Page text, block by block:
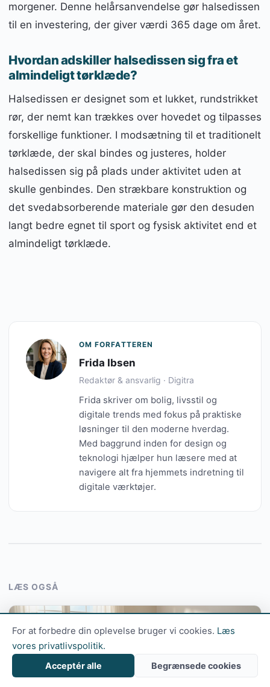
morgener. Denne helårsanvendelse gør halsedissen
til en investering, der giver værdi 365 dage om året.
Hvordan adskiller halsedissen sig fra et
almindeligt tørklæde?
Halsedissen er designet som et lukket, rundstrikket
rør, der nemt kan trækkes over hovedet og tilpasses
forskellige funktioner. I modsætning til et traditionelt
tørklæde, der skal bindes og justeres, holder
halsedissen sig på plads under aktivitet uden at
skulle genbindes. Den strækbare konstruktion og
det svedabsorberende materiale gør den desuden
langt bedre egnet til sport og fysisk aktivitet end et
almindeligt tørklæde.
OM FORFATTEREN
Frida Ibsen
Redaktør & ansvarlig · Digitra
Frida skriver om bolig, livsstil og
digitale trends med fokus på praktiske
løsninger til den moderne hverdag.
Med baggrund inden for design og
teknologi hjælper hun læsere med at
navigere alt fra hjemmets indretning til
digitale værktøjer.
LÆS OGSÅ
For at forbedre din oplevelse bruger vi cookies. Læs
vores privatlivspolitik.
Acceptér alle Begrænsede cookies